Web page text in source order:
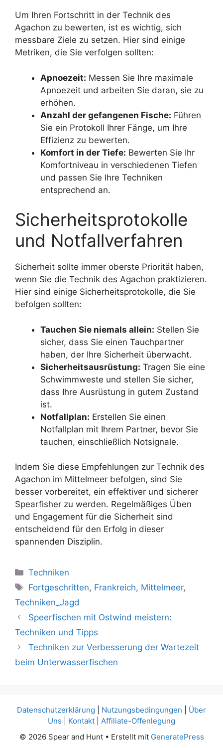
Um Ihren Fortschritt in der Technik des
Agachon zu bewerten, ist es wichtig, sich
messbare Ziele zu setzen. Hier sind einige
Metriken, die Sie verfolgen sollten:
Apnoezeit: Messen Sie Ihre maximale
Apnoezeit und arbeiten Sie daran, sie zu
erhöhen.
Anzahl der gefangenen Fische: Führen
Sie ein Protokoll Ihrer Fänge, um Ihre
Effizienz zu bewerten.
Komfort in der Tiefe: Bewerten Sie Ihr
Komfortniveau in verschiedenen Tiefen
und passen Sie Ihre Techniken
entsprechend an.
Sicherheitsprotokolle
und Notfallverfahren
Sicherheit sollte immer oberste Priorität haben,
wenn Sie die Technik des Agachon praktizieren.
Hier sind einige Sicherheitsprotokolle, die Sie
befolgen sollten:
Tauchen Sie niemals allein: Stellen Sie
sicher, dass Sie einen Tauchpartner
haben, der Ihre Sicherheit überwacht.
Sicherheitsausrüstung: Tragen Sie eine
Schwimmweste und stellen Sie sicher,
dass Ihre Ausrüstung in gutem Zustand
ist.
Notfallplan: Erstellen Sie einen
Notfallplan mit Ihrem Partner, bevor Sie
tauchen, einschließlich Notsignale.
Indem Sie diese Empfehlungen zur Technik des
Agachon im Mittelmeer befolgen, sind Sie
besser vorbereitet, ein effektiver und sicherer
Spearfisher zu werden. Regelmäßiges Üben
und Engagement für die Sicherheit sind
entscheidend für den Erfolg in dieser
spannenden Disziplin.
Kategorien
Techniken
Schlagwörter
Fortgeschritten, Frankreich, Mittelmeer,
Techniken_Jagd
Speerfischen mit Ostwind meistern:
Techniken und Tipps
Techniken zur Verbesserung der Wartezeit
beim Unterwasserfischen
Datenschutzerklärung Nutzungsbedingungen
Über
Uns
Kontakt
Affiliate-Offenlegung
© 2026 Spear and Hunt• Erstellt mit GeneratePress